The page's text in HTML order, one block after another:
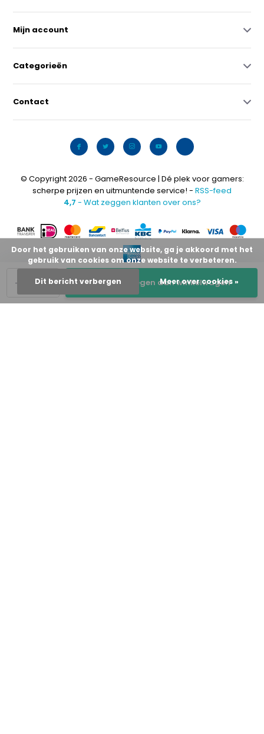
+
- Toevoegen aan winkelwagen
Mijn account
Categorieën
Contact
© Copyright 2026 - GameResource | Dé plek voor gamers:
scherpe prijzen en uitmuntende service! - RSS-feed
4,7 - Wat zeggen klanten over ons?
Door het gebruiken van onze website, ga je akkoord met het
gebruik van cookies om onze website te verbeteren.
Dit bericht verbergen Meer over cookies »